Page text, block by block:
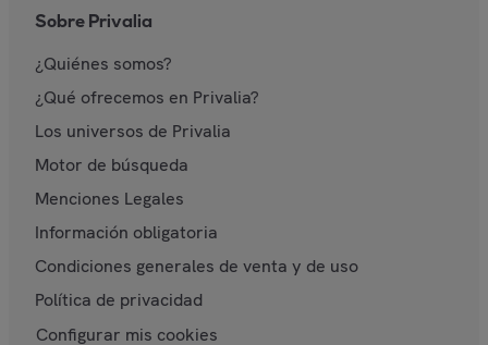
Sobre Privalia
¿Quiénes somos?
¿Qué ofrecemos en Privalia?
Los universos de Privalia
Motor de búsqueda
Menciones Legales
Información obligatoria
Condiciones generales de venta y de uso
Política de privacidad
Configurar mis cookies